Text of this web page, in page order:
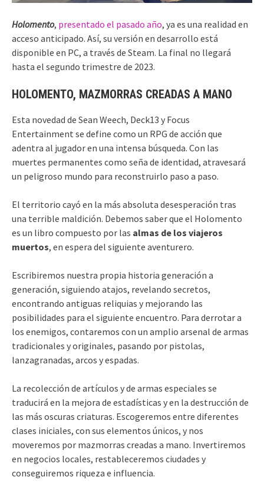
Holomento, presentado el pasado año, ya es una realidad en
acceso anticipado. Así, su versión en desarrollo está
disponible en PC, a través de Steam. La final no llegará
hasta el segundo trimestre de 2023.
HOLOMENTO, MAZMORRAS CREADAS A MANO
Esta novedad de Sean Weech, Deck13 y Focus
Entertainment se define como un RPG de acción que
adentra al jugador en una intensa búsqueda. Con las
muertes permanentes como seña de identidad, atravesará
un peligroso mundo para reconstruirlo paso a paso.
El territorio cayó en la más absoluta desesperación tras
una terrible maldición. Debemos saber que el Holomento
es un libro compuesto por las almas de los viajeros
muertos, en espera del siguiente aventurero.
Escribiremos nuestra propia historia generación a
generación, siguiendo atajos, revelando secretos,
encontrando antiguas reliquias y mejorando las
posibilidades para el siguiente encuentro. Para derrotar a
los enemigos, contaremos con un amplio arsenal de armas
tradicionales y originales, pasando por pistolas,
lanzagranadas, arcos y espadas.
La recolección de artículos y de armas especiales se
traducirá en la mejora de estadísticas y en la destrucción de
las más oscuras criaturas. Escogeremos entre diferentes
clases iniciales, con sus elementos únicos, y nos
moveremos por mazmorras creadas a mano. Invertiremos
en negocios locales, restableceremos ciudades y
conseguiremos riqueza e influencia.